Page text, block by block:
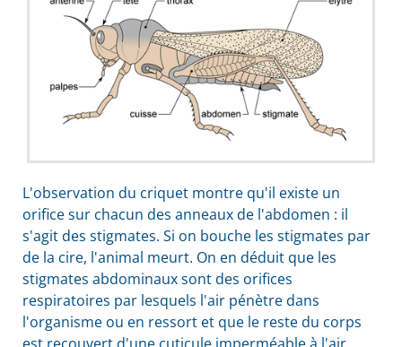
L'observation du criquet montre qu'il existe un
orifice sur chacun des anneaux de l'abdomen : il
s'agit des stigmates. Si on bouche les stigmates par
de la cire, l'animal meurt. On en déduit que les
stigmates abdominaux sont des orifices
respiratoires par lesquels l'air pénètre dans
l'organisme ou en ressort et que le reste du corps